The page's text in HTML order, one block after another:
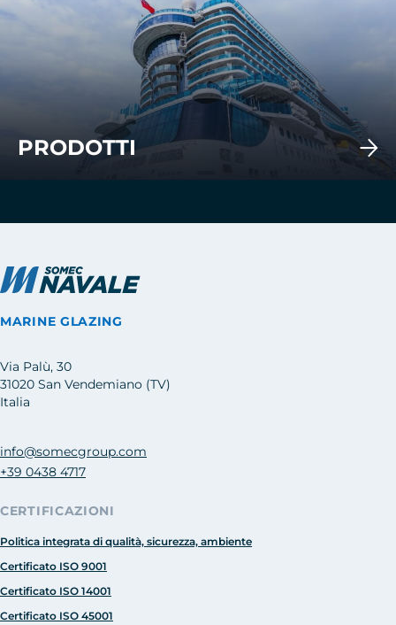
PRODOTTI
MARINE GLAZING
Via Palù, 30
31020 San Vendemiano (TV)
Italia
info@somecgroup.com
+39 0438 4717
CERTIFICAZIONI
Politica integrata di qualità, sicurezza, ambiente
Certificato ISO 9001
Certificato ISO 14001
Certificato ISO 45001